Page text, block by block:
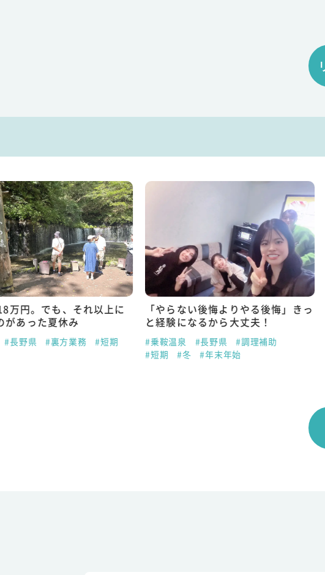
万円。でも、それ以上に
があった夏休み
#長野県 #裏方業務 #短期
「やらない後悔よりやる後悔」きっ
と経験になるから大丈夫！
#乗鞍温泉 #長野県
#調理補助
#短期
#冬 #年末年始